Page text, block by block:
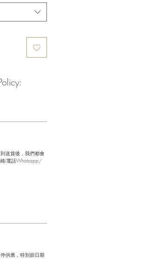
送貨後，我們都會
(電話Whatsapp/
供應，特別節日期